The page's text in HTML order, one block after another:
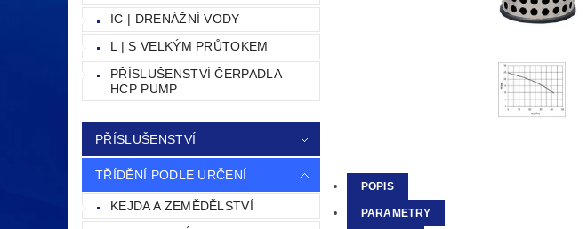
IC | DRENÁŽNÍ VODY
L | S VELKÝM PRŮTOKEM
PŘÍSLUŠENSTVÍ ČERPADLA
HCP PUMP
PŘÍSLUŠENSTVÍ
TŘÍDĚNÍ PODLE URČENÍ
KEJDA A ZEMĚDĚLSTVÍ
POPIS
PARAMETRY